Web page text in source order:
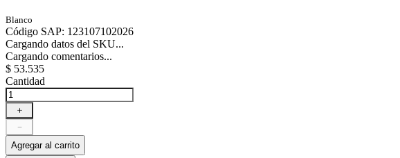
Blanco
Código SAP: 123107102026
Cargando datos del SKU...
Cargando comentarios...
$ 53.535
Cantidad
＋
－
Agregar al carrito